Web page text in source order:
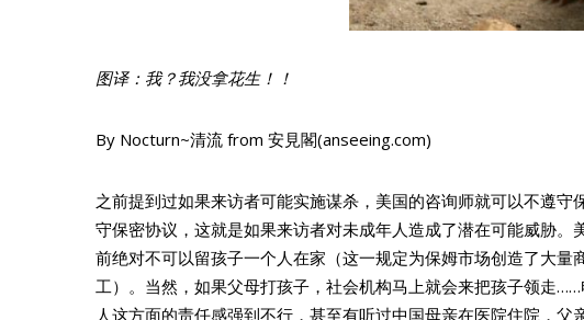
图译：我？我没拿花生！！
By Nocturn~清流 from 安見閣(anseeing.com)
之前提到过如果来访者可能实施谋杀，美国的咨询师就可以不遵
守保密协议，这就是如果来访者对未成年人造成了潜在可能威胁
前绝对不可以留孩子一个人在家（这一规定为保姆市场创造了大
工）。当然，如果父母打孩子，社会机构马上就会来把孩子领走
人这方面的责任感强到不行，甚至有听过中国母亲在医院住院，